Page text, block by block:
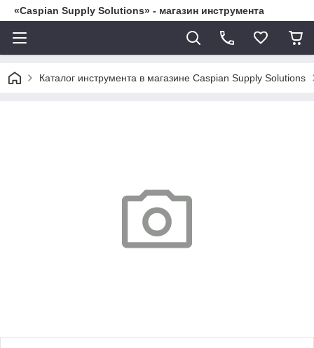
«Caspian Supply Solutions» - магазин инструмента
Каталог инструмента в магазине Caspian Supply Solutions